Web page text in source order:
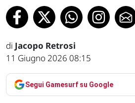
di Jacopo Retrosi
11 Giugno 2026 08:15
Segui Gamesurf su Google